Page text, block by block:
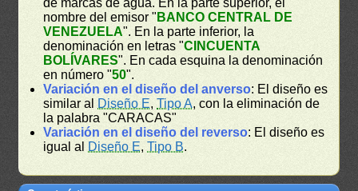
de marcas de agua. En la parte superior, el
nombre del emisor " BANCO CENTRAL DE
VENEZUELA". En la parte inferior, la
denominación en letras "CINCUENTA
BOLÍVARES". En cada esquina la denominación
en número "50".
Variación en el diseño del anverso: El diseño es
similar al Diseño E,Tipo A, con la eliminación de
la palabra "CARACAS"
Variación en el diseño del reverso: El diseño es
igual al Diseño E,Tipo B.